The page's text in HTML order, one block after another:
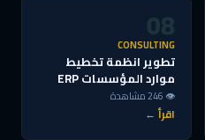
08
CONSULTING
تطوير انظمة تخطيط
موارد المؤسسات ERP
👁 246 مشاهدة
اقرأ ←